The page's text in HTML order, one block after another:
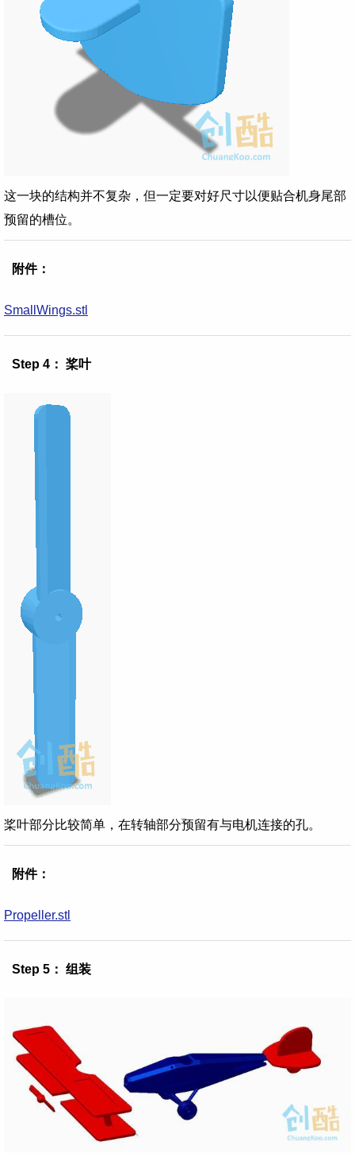
这一块的结构并不复杂，但一定要对好尺寸以便贴合机身尾部
预留的槽位。
附件：
SmallWings.stl
Step 4： 桨叶
桨叶部分比较简单，在转轴部分预留有与电机连接的孔。
附件：
Propeller.stl
Step 5： 组装